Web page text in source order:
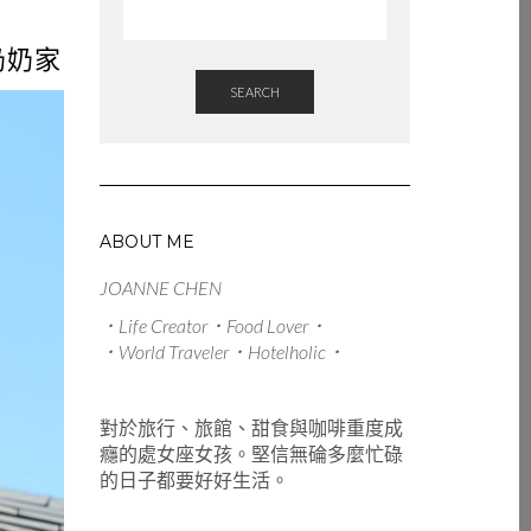
家
SEARCH
ABOUT ME
JOANNE CHEN
．Life Creator．Food Lover．
．World Traveler．Hotelholic．
對於旅行、旅館、甜食與咖啡重度成
癮的處女座女孩。堅信無碖多麼忙碌
的日子都要好好生活。